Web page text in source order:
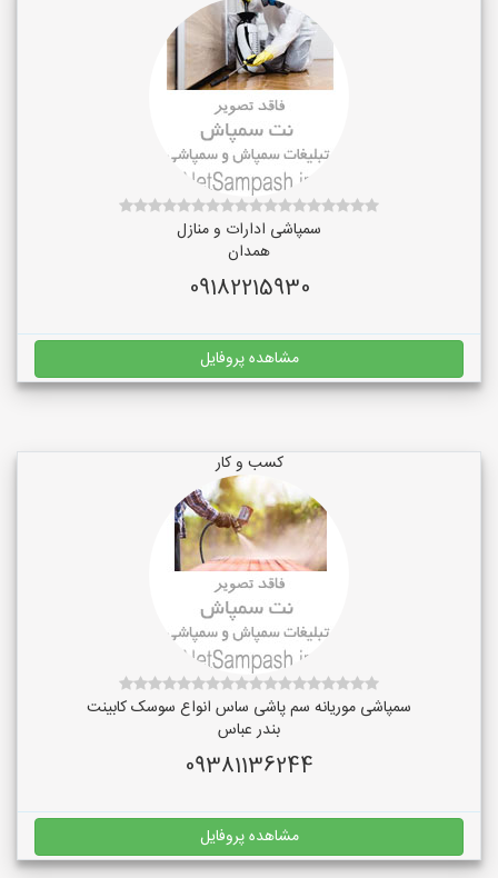
سمپاشی ادارات و منازل
همدان
09182215930
مشاهده پروفایل
کسب و کار
سمپاشی موریانه سم پاشی ساس انواع سوسک کابینت
بندر عباس
09381136244
مشاهده پروفایل